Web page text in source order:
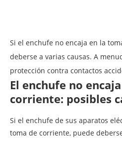
Si el enchufe no encaja en la
deberse a varias causas. A
protección contra contactos
El enchufe no
corriente: posibles
Si el enchufe de sus aparatos
toma de corriente, puede